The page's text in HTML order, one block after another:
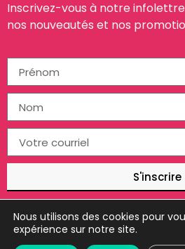
Inscrivez-vous à notre
nos nouveautés et nos
S'inscrire
Nous utilisons des cookies pour
expérience sur notre site.